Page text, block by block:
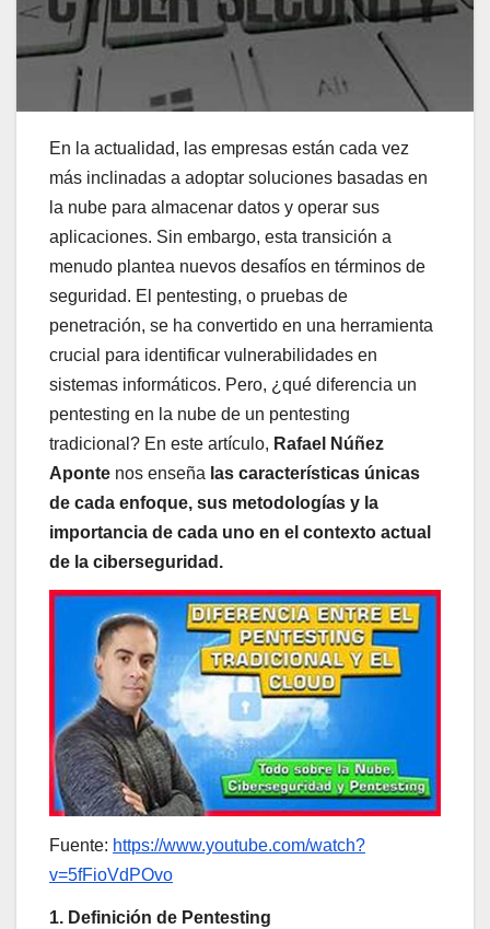
En la actualidad, las empresas están cada vez
más inclinadas a adoptar soluciones basadas en
la nube para almacenar datos y operar sus
aplicaciones. Sin embargo, esta transición a
menudo plantea nuevos desafíos en términos de
seguridad. El pentesting, o pruebas de
penetración, se ha convertido en una herramienta
crucial para identificar vulnerabilidades en
sistemas informáticos. Pero, ¿qué diferencia un
pentesting en la nube de un pentesting
tradicional? En este artículo, Rafael Núñez
Aponte nos enseña las características únicas
de cada enfoque, sus metodologías y la
importancia de cada uno en el contexto actual
de la ciberseguridad.
Fuente: https://www.youtube.com/watch?
v=5fFioVdPOvo
1. Definición de Pentesting